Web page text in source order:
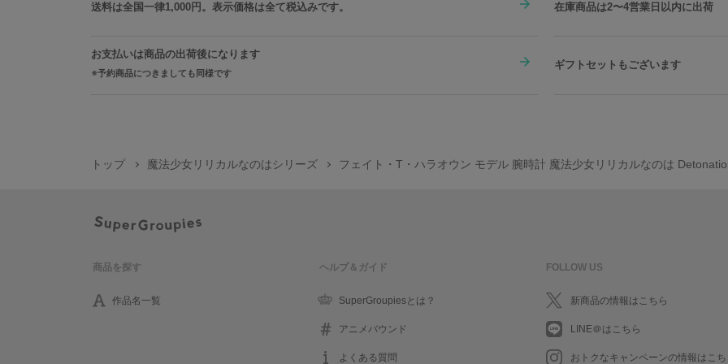
送料は全国一律1,000円。表示価格は全て税込みです。 在庫商品は2〜4営業日以内に出荷
お支払いは商品の出荷後になります
予約商品につきましても同様です
ギフトセットもございます
トップ 魔法少女リリカルなのはシリーズ フェイト・T・ハラオウン モデル 腕時計 魔法少女リリカルなのは
商品を探す
作品名一覧
ヘルプ＆ガイド
SuperGroupiesとは？
アニメバウンド
よくある質問
FOLLOW US
新商品の情報はこちら
LINE＠はこちら
おトクなキャンペーンの情報はこ